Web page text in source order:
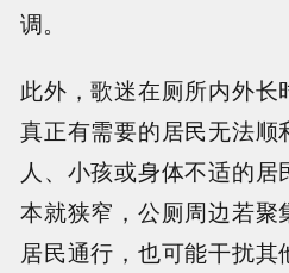
调。
此外，歌迷在厕所内外
真正有需要的居民无法
人、小孩或身体不适的
本就狭窄，公厕周边若聚
居民通行，也可能干扰